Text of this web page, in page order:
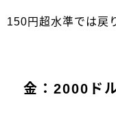
150円超水準では戻
金：2000ド